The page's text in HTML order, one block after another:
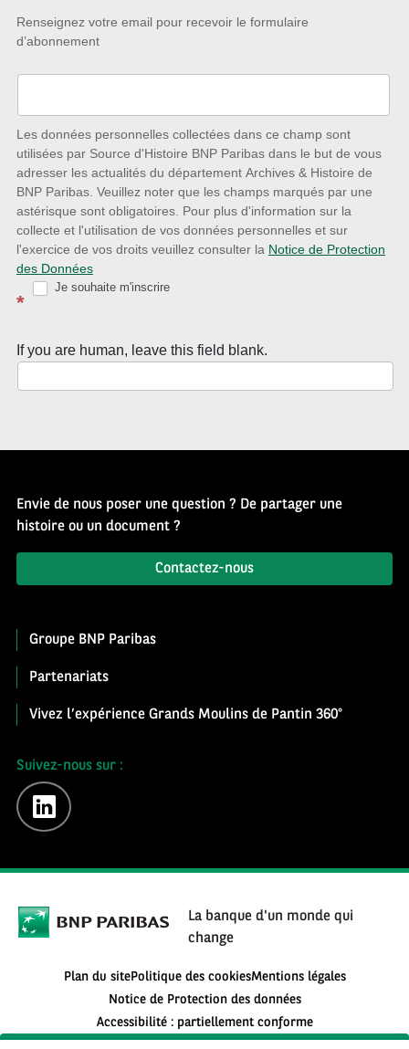
Restez
à
l’écoute
nouveautés
avec
la
Newsletter
Source
d’Histoire
Renseignez votre email pour recevoir le formulaire
d’abonnement
Les données personnelles collectées dans ce champ sont
utilisées par Source d'Histoire BNP Paribas dans le but de vous
adresser les actualités du département Archives & Histoire de
BNP Paribas. Veuillez noter que les champs marqués par une
astérisque sont obligatoires. Pour plus d'information sur la
collecte et l'utilisation de vos données personnelles et sur
l'exercice de vos droits veuillez consulter la Notice de Protection
des Données
*
Je souhaite m'inscrire
If you are human, leave this field blank.
Envie de nous poser une question ? De partager une
histoire ou un document ?
Contactez-nous
Groupe BNP Paribas
Partenariats
Vivez l’expérience Grands Moulins de Pantin 360°
Suivez-nous sur :
linkedin
La banque d'un monde qui
change
Plan du sitePolitique des cookiesMentions légales
Notice de Protection des données
Accessibilité : partiellement conforme